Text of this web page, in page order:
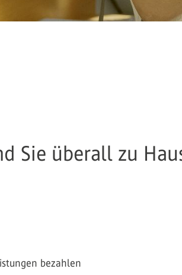
Sie überall zu
bezahlen